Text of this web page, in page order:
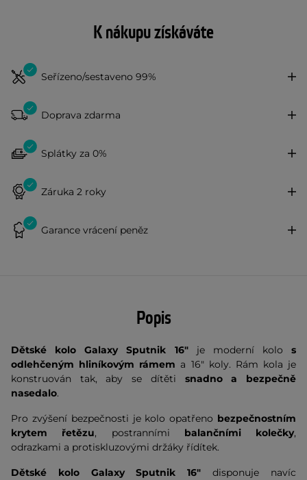
K nákupu získáváte
Seřízeno/sestaveno 99%
Doprava zdarma
Splátky za 0%
Záruka 2 roky
Garance vrácení peněz
Popis
Dětské kolo Galaxy Sputnik 16"je moderní kolo s
odlehčeným hliníkovým rámem a 16" koly. Rám kola je
konstruován tak, aby se dítěti snadno a bezpečně
nasedalo.
Pro zvýšení bezpečnosti je kolo opatřeno bezpečnostním
krytem řetězu, postranními balančními kolečky,
odrazkami a protiskluzovými držáky řídítek.
Dětské kolo Galaxy Sputnik 16" disponuje navíc